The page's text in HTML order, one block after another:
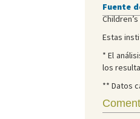
Fuente
Estas
* El
los
** Datos